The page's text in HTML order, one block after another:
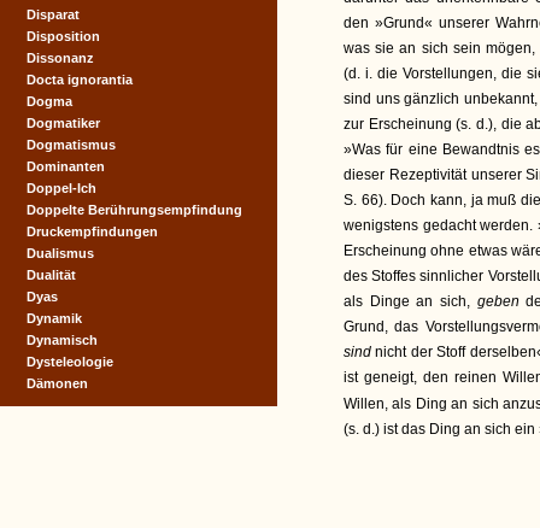
den »Grund« unserer
was sie an sich sein
(d. i. die Vorstellungen, die
sind uns gänzlich
zur Erscheinung (s. d.), die
»Was für eine Bewandtnis
dieser Rezeptivität unserer
S. 66). Doch kann, ja muß
wenigstens gedacht
Erscheinung ohne etwas
des Stoffes sinnlicher
als Dinge an sich, geben
Grund, das
sindnicht der Stoff
ist geneigt, den reinen
Willen, als Ding an sich
(s. d.) ist das Ding an sich ein
Disparat
Disposition
Dissonanz
Docta ignorantia
Dogma
Dogmatiker
Dogmatismus
Dominanten
Doppel-Ich
Doppelte Berührungsempfindung
Druckempfindungen
Dualismus
Dualität
Dyas
Dynamik
Dynamisch
Dysteleologie
Dämonen